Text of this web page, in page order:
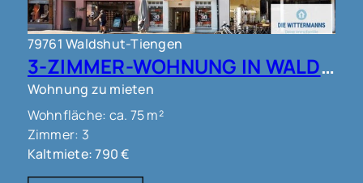
79761 Waldshut-Tiengen
3-ZIMMER-WOHNUNG IN WALDSHUT !!!
Wohnung zu mieten
Wohnfläche: ca. 75 m²
Zimmer: 3
Kaltmiete: 790 €